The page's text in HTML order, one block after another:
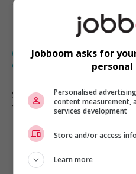
Technologies et médias
Coordonnateur ventes
commerce
Saint-Laurent, QC
Technologies et médias
Développeur web
Jobboom asks for
Personalised
content measurement,
services development
Store and/or access
Learn more